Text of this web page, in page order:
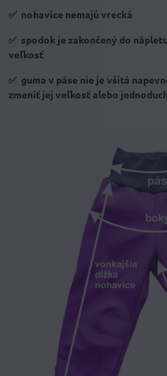
✅ nohavice nemajú vrecká
✅ spodok je zakončený do
veľkosť
✅ guma v páse nie je všitá
zmeniť jej veľkosť alebo